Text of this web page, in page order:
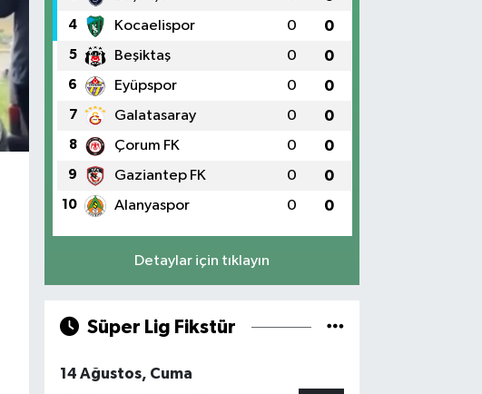
4 Kocaelispor 0 0
5 Beşiktaş 0 0
6 Eyüpspor 0 0
7 Galatasaray 0 0
8 Çorum FK 0 0
9 Gaziantep FK 0 0
10 Alanyaspor 0 0
Detaylar için tıklayın
Süper Lig Fikstür
14 Ağustos, Cuma